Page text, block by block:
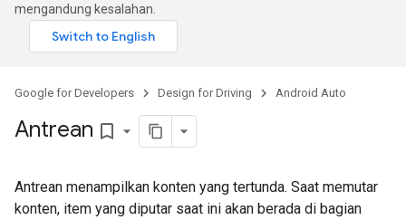
mengandung kesalahan.
Google for Developers Design for Driving Android Auto
Antrean bookmark_border
Antrean menampilkan konten yang tertunda. Saat memutar
konten, item yang diputar saat ini akan berada di bagian